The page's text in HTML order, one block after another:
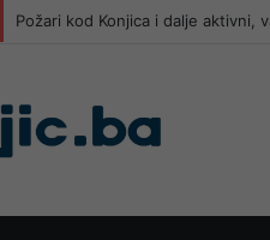
Požari kod Konjica i dalje aktivni,